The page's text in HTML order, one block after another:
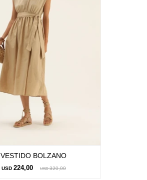
VESTIDO BOLZANO
USD 224,00 USD 320,00